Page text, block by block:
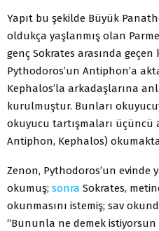
Yapıt bu şekilde Büyük
oldukça yaşlanmış olan
genç Sokrates arasında
Pythodoros’un Antiphon’a
Kephalos’la arkadaşlarına
kurulmuştur. Bunları
okuyucu tartışmaları üçüncü
Antiphon, Kephalos)
Zenon, Pythodoros’un evinde
okumuş; sonra Sokrates,
okunmasını istemiş; sav
“Bununla ne demek